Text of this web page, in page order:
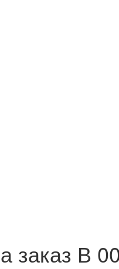
заказ В